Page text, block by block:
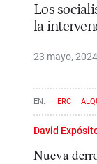
Los
la
23 mayo, 2024
ERC
JUNTS PER
David
Nueva